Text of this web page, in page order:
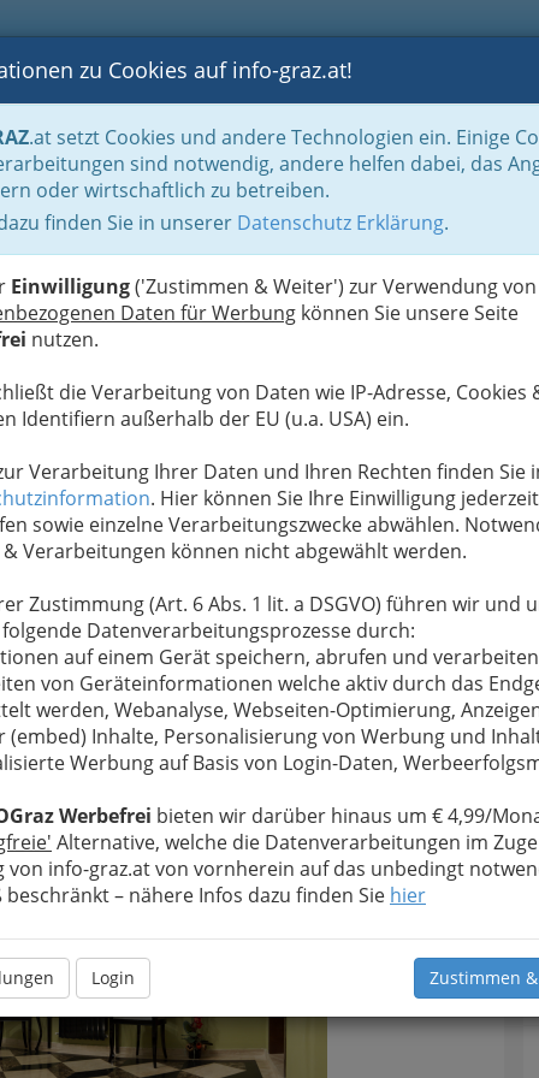
BLOGS FOTOS GASTRONOMIE BRANCHEN
zu Cookies auf info-graz.at!
.at setzt Cookies und andere Technologien ein. Einige
sind notwendig, andere helfen dabei, das
oder wirtschaftlich zu betreiben.
finden Sie in unserer Datenschutz Erklärung.
Einwilligung('Zustimmen & Weiter') zur Verwendung von
Daten für Werbung können Sie unsere Seite
nutzen.
die Verarbeitung von Daten wie IP-Adresse, Cookies
Identifiern außerhalb der EU (u.a. USA) ein.
Verarbeitung Ihrer Daten und Ihren Rechten finden Sie
. Hier können Sie Ihre Einwilligung jederzeit
sowie einzelne Verarbeitungszwecke abwählen.
& Verarbeitungen können nicht abgewählt werden.
Zustimmung (Art. 6 Abs. 1 lit. a DSGVO) führen wir und
Datenverarbeitungsprozesse durch:
auf einem Gerät speichern, abrufen und
von Geräteinformationen welche aktiv durch das
werden, Webanalyse, Webseiten-Optimierung,
(embed) Inhalte, Personalisierung von Werbung und
Werbung auf Basis von Login-Daten,
Werbefrei bieten wir darüber hinaus um € 4,99/
Alternative, welche die Datenverarbeitungen im
von info-graz.at von vornherein auf das unbedingt
beschränkt – nähere Infos dazu finden Sie hier
Login Zustimmen
& Handwerk, Gliederung der WKO Tapezierer, Dekorateure & Sattler
Tapezierer, Dekorateure &
Dekorateure und Sattler stellt die steirische
dar, die allgemein auch als Raumausstatter
/
innen und Dekorateure /
sind diejenigen, die sich um die
Gestaltung von Innenräumenkümmern.
des richtigenBodens, derTeppicheund
inklusiveSonnenschutzvorrichtungen, über
der
Wände ,Tapeten
bis hin zur passenden Polsterung von
wissen dieRaumausstatteram besten, wie
zur Wohlfühloase wird.
desSattlershingegen ist eng mit dem des
verwandt. Während sich derPolstererjedoch
um die Polsterung von Möbeln mit Textilien
verarbeitet der Sattler hauptsächlichLederund
neben
undMöbel mit Lederbezugher.